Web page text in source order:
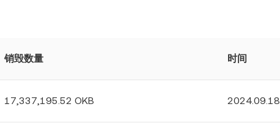
销毁数量 时间
17,337,195.52 OKB 2024.09.18